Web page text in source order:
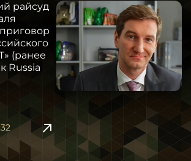
райсуд
(ранее
Russia